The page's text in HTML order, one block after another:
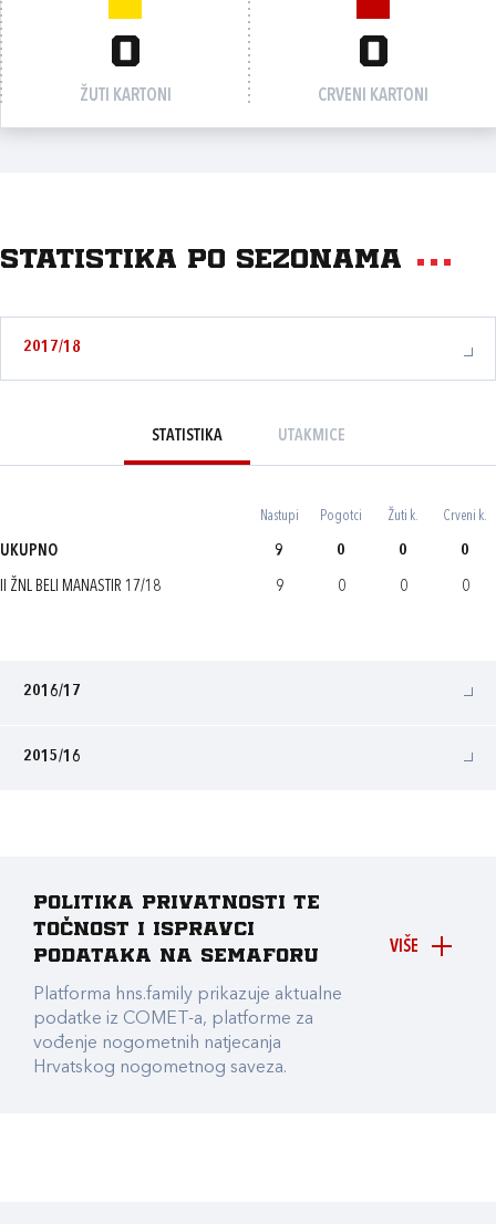
0
ŽUTI KARTONI
0
CRVENI KARTONI
Statistika po sezonama
2017/18
STATISTIKA UTAKMICE
Nastupi Pogotci Žuti k. Crveni k.
UKUPNO 9 0 0 0
II ŽNL BELI MANASTIR 17/18 9 0 0 0
2016/17
2015/16
VIŠE
Politika privatnosti te
točnost i ispravci
podataka na Semaforu
Platforma hns.family prikazuje aktualne
podatke iz COMET-a, platforme za
vođenje nogometnih natjecanja
Hrvatskog nogometnog saveza.